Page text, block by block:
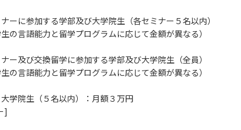
ーに参加する学部及び大学院生（各セミナー５名以内）
の言語能力と留学プログラムに応じて金額が異なる）
ー及び交換留学に参加する学部及び大学院生（全員）
の言語能力と留学プログラムに応じて金額が異なる）
学院生（５名以内）：月額３万円
]